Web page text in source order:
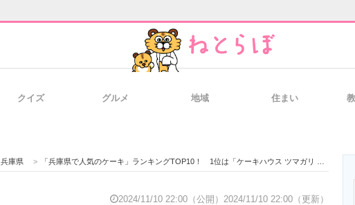
クイズ グルメ 地域 住まい
兵庫県 > 「兵庫県で人気のケーキ」ランキングTOP10！ 1位は「ケーキハウス ツマガリ 甲陽園本店」【2024年11月版／Googleクチコミ】
2024/11/10 22:00（公開） 2024/11/10 22:00（更新）